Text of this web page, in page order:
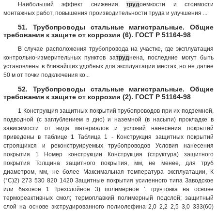
Наибольший эффект снижениятрудоемкости и стоимости
монтажных работ, повышения производительности труда и улучшения ...
51. Трубопроводы стальные магистральные. Общие
требования к защите от коррозии (6). ГОСТ Р 51164-98
В случае расположения трубопровода на участке, где эксплуатация
контрольно-измерительных пунктов затруднена, последние могут быть
установлены в ближайших удобных для эксплуатации местах, но не далее
50 м от точки подключения ко...
52. Трубопроводы стальные магистральные. Общие
требования к защите от коррозии (2). ГОСТ Р 51164-98
1 Конструкция защитных покрытий трубопроводов при их подземной,
подводной (с заглублением в дно) и наземной (в насыпи) прокладке в
зависимости от вида материалов и условий нанесения покрытий
приведены в таблице 1 Таблица 1 - Конструкция защитных покрытий
строящихся и реконструируемых трубопроводов Условия нанесения
покрытия 1 Номер конструкции Конструкция (структура) защитного
покрытия Толщина защитного покрытия, мм, не менее, для труб
диаметром, мм, не более Максимальная температура эксплуатации, К
(°С)2) 273 530 820 1420 Защитные покрытия усиленного типа Заводское
или базовое 1 Трехслойное 3) полимерное ': грунтовка на основе
термореактивных смол; термоплавкий полимерный подслой; защитный
слой на основе экструдированного полиолефина 2,0 2,2 2,5 3,0 333(60)